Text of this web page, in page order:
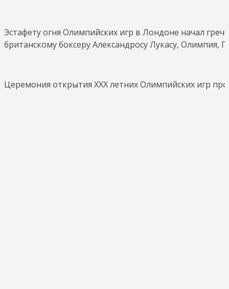
Эстафету огня Олимпийских игр в Лондоне начал
британскому боксеру Александросу Лукасу, Олимпия,
Церемония открытия ХХХ летних Олимпийских игр